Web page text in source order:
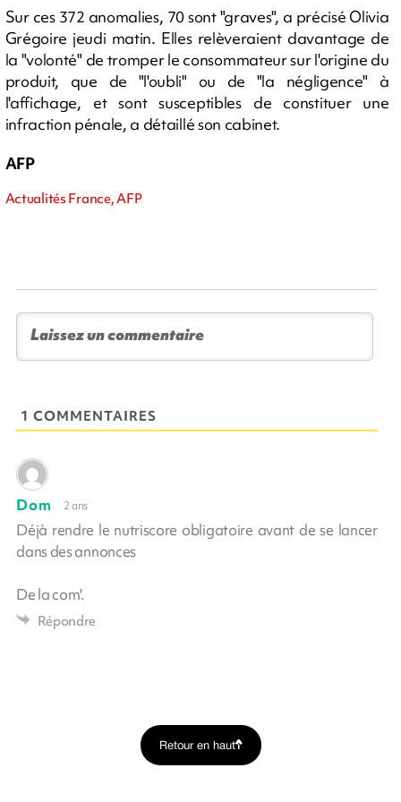
Sur ces 372 anomalies, 70 sont "graves", a précisé Olivia
Grégoire jeudi matin. Elles relèveraient davantage de
la "volonté" de tromper le consommateur sur l'origine du
produit, que de "l'oubli" ou de "la négligence" à
l'affichage, et sont susceptibles de constituer une
infraction pénale, a détaillé son cabinet.
AFP
Actualités France, AFP
1 COMMENTAIRES
Dom 2 ans
Déjà rendre le nutriscore obligatoire avant de se lancer
dans des annonces
De la com'.
Répondre
Retour en haut